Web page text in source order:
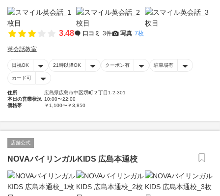
3.48 口コミ 3件 写真 7枚
英会話教室
日祝OK 21時以降OK クーポン有 駐車場有
カード可
住所
広島県広島市中区堺町２丁目1-2-301
本日の営業状況 10:00〜22:00
価格帯
￥1,100〜￥3,850
店舗公式
NOVAバイリンガルKIDS 広島本通校